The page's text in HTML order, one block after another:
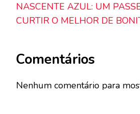
NASCENTE AZUL: UM
CURTIR O MELHOR DE
Comentários
Nenhum comentário para